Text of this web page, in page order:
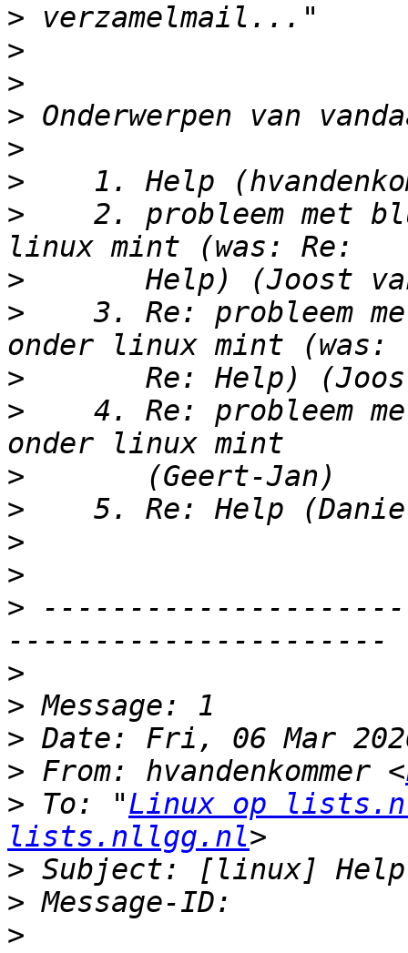
>
>
>
>
>
>
>
2. probleem met
>
>
3. Re: probleem
>
>
4. Re: probleem
>
>
>
>
>
>
>
>
> From: hvandenkommer <
> To: "Linux op
lists.nllgg.nl
>
>
>